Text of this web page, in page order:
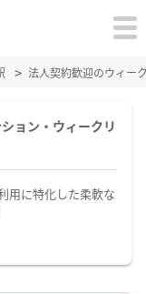
法人契約歓迎のウィー
ョン・ウィークリ
用に特化した柔軟な